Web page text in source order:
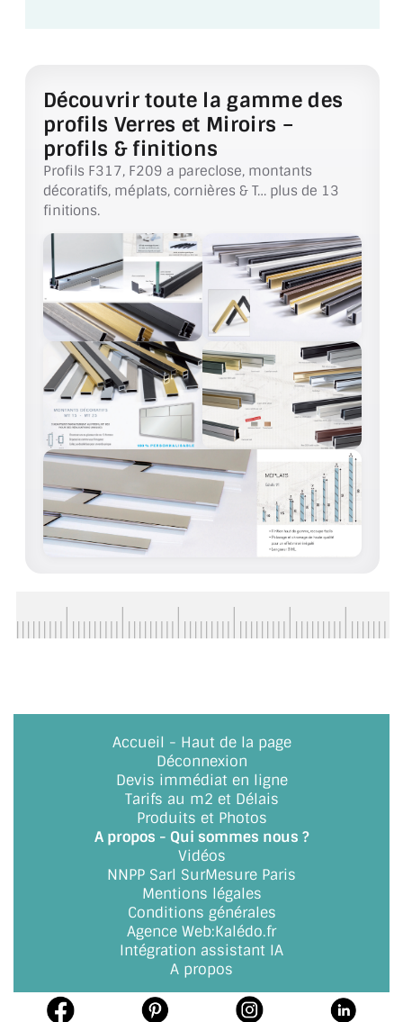
VERRE EXTRACLAIR
VERRE TREMPÉ (SÉCURIT)
PAROI DE DOUCHE
VERRE FEUILLETÉ
VERRE ANTI-REFLET
VERRE LAQUÉ/CRÉDENCE
VERRE FEUILLETÉ/TREMPÉ
DALLE DE SOL EN VERRE
PORTE EN VERRE
GARDE CORPS EN VERRE
VERRIÈRE TYPE ATELIER
VERRES TEXTURÉS
VERRE
LES FIXATIONS POUR MIROIR
LES PROFILS PAROI DE VERRE
VITRINE EN VERRE
CONNECTEURS ET ASSEMBLAGE DE VERRES
PLATS ET CORNIÈRES
LES CHARNIÈRES DE PORTE EN VERRE
BOUTONS ET POIGNÉES
Découvrir toute la gamme des
profils Verres et Miroirs –
profils & finitions
Profils F317, F209 a pareclose, montants
décoratifs, méplats, cornières & T… plus de 13
finitions.
Accueil - Haut de la page
Déconnexion
Devis immédiat en ligne
Tarifs au m2 et Délais
Produits et Photos
A propos - Qui sommes nous ?
Vidéos
NNPP Sarl SurMesure Paris
Mentions légales
Conditions générales
Agence Web:Kalédo.fr
Intégration assistant IA
A propos